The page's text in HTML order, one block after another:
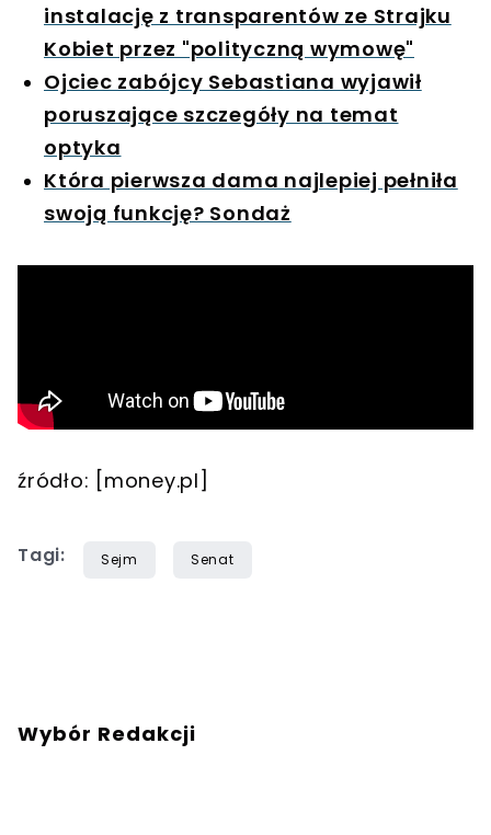
instalację z transparentów ze Strajku
Kobiet przez "polityczną wymowę"
Ojciec zabójcy Sebastiana wyjawił
poruszające szczegóły na temat
optyka
Która pierwsza dama najlepiej pełniła
swoją funkcję? Sondaż
źródło: [money.pl]
Tagi: Sejm Senat
Wybór Redakcji